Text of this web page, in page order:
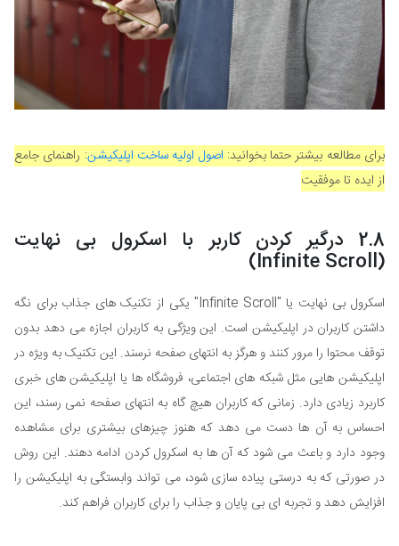
برای مطالعه بیشتر حتما بخوانید: اصول اولیه ساخت اپلیکیشن: راهنمای جامع
از ایده تا موفقیت
2.8 درگیر کردن کاربر با اسکرول بی نهایت
(Infinite Scroll)
اسکرول بی نهایت یا "Infinite Scroll" یکی از تکنیک های جذاب برای نگه
داشتن کاربران در اپلیکیشن است. این ویژگی به کاربران اجازه می دهد بدون
توقف محتوا را مرور کنند و هرگز به انتهای صفحه نرسند. این تکنیک به ویژه در
اپلیکیشن هایی مثل شبکه های اجتماعی، فروشگاه ها یا اپلیکیشن های خبری
کاربرد زیادی دارد. زمانی که کاربران هیچ گاه به انتهای صفحه نمی رسند، این
احساس به آن ها دست می دهد که هنوز چیزهای بیشتری برای مشاهده
وجود دارد و باعث می شود که آن ها به اسکرول کردن ادامه دهند. این روش
در صورتی که به درستی پیاده سازی شود، می تواند وابستگی به اپلیکیشن را
افزایش دهد و تجربه ای بی پایان و جذاب را برای کاربران فراهم کند.